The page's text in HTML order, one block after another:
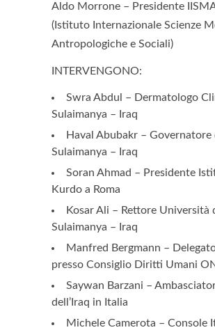
Aldo Morrone – Presidente
(Istituto Internazionale Scienze
Antropologiche e Sociali)
INTERVENGONO:
Swra Abdul – Dermatologo
Sulaimanya – Iraq
Haval Abubakr – Governatore
Sulaimanya – Iraq
Soran Ahmad – Presidente
Kurdo a Roma
Kosar Ali – Rettore Università
Sulaimanya – Iraq
Manfred Bergmann –
presso Consiglio Diritti Umani
Saywan Barzani –
dell’Iraq in Italia
Michele Camerota – Console